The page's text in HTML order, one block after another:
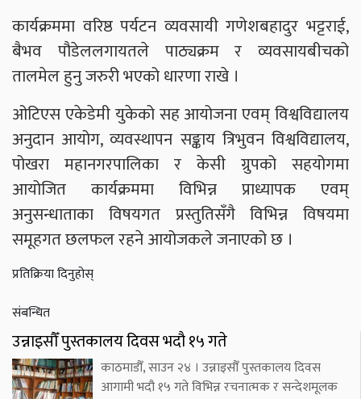
कार्यक्रममा वरिष्ठ पर्यटन व्यवसायी गणेशबहादुर भट्टराई,
बैभव पौडेललगायतले पाठ्यक्रम र व्यवसायबीचको
तालमेल हुनु जरुरी भएको धारणा राखे ।
ओटिएस एकेडेमी युकेको सह आयोजना एवम् विश्वविद्यालय
अनुदान आयोग, व्यवस्थापन सङ्काय त्रिभुवन विश्वविद्यालय,
पोखरा महानगरपालिका र केसी ग्रुपको सहयोगमा
आयोजित कार्यक्रममा विभिन्न प्राध्यापक एवम्
अनुसन्धाताका विषयगत प्रस्तुतिसँगै विभिन्न विषयमा
समूहगत छलफल रहने आयोजकले जनाएको छ ।
प्रतिक्रिया दिनुहोस्
संबन्धित
उन्नाइसौँ पुस्तकालय दिवस भदौ १५ गते
काठमाडौँ, साउन २४ । उन्नाइसौँ पुस्तकालय दिवस
आगामी भदौ १५ गते विभिन्न रचनात्मक र सन्देशमूलक